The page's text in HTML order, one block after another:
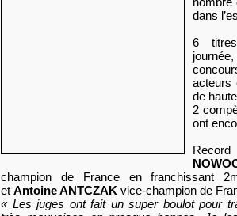
dans
6
acteurs
de
2
ont
champion de France en franchissant
et Antoine ANTCZAK vice-champion de
«Les juges ont fait un super boulot pour